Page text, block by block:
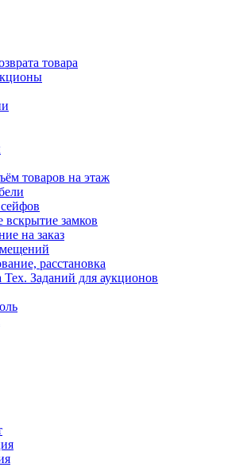
товара
товаров на этаж
вскрытие замков
на заказ
расстановка
Тех. Заданий для аукционов